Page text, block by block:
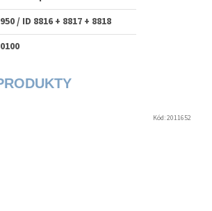
950 / ID 8816 + 8817 + 8818
0100
Kód:2011652